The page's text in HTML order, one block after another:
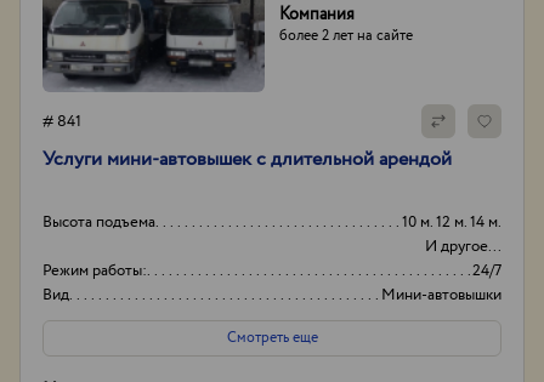
Компания
более 2 лет на сайте
# 841
Услуги мини-автовышек с длительной арендой
Высота подъема
10 м. 12 м. 14 м.
И другое...
Режим работы:
24/7
Вид
Мини-автовышки
Высота вышки
16м
Смотреть еще